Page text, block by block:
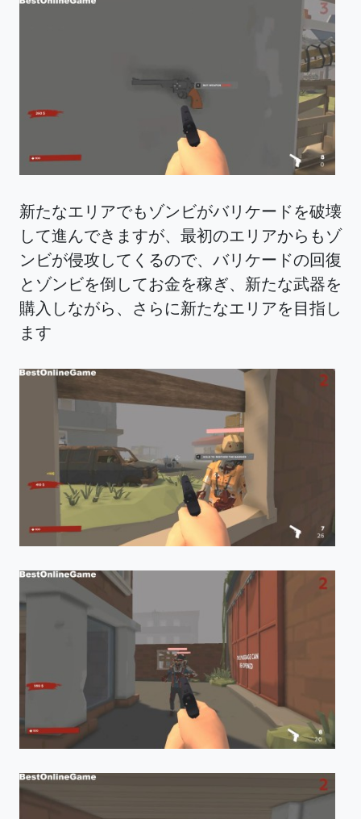
新たなエリアでもゾンビがバリケードを破壊
して進んできますが、最初のエリアからもゾ
ンビが侵攻してくるので、バリケードの回復
とゾンビを倒してお金を稼ぎ、新たな武器を
購入しながら、さらに新たなエリアを目指し
ます